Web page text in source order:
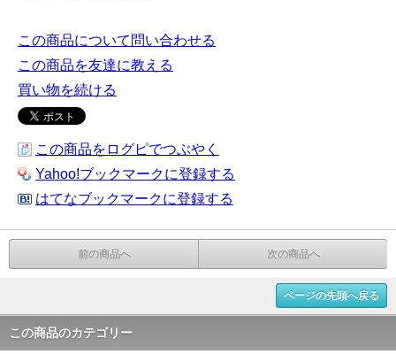
この商品について問い合わせる
この商品を友達に教える
買い物を続ける
この商品をログピでつぶやく
Yahoo!ブックマークに登録する
はてなブックマークに登録する
前の商品へ 次の商品へ
ページの先頭へ戻る
この商品のカテゴリー